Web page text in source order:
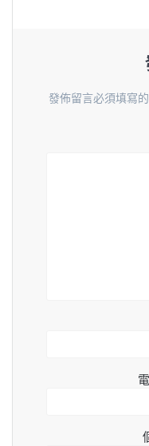
發佈留言必須填寫